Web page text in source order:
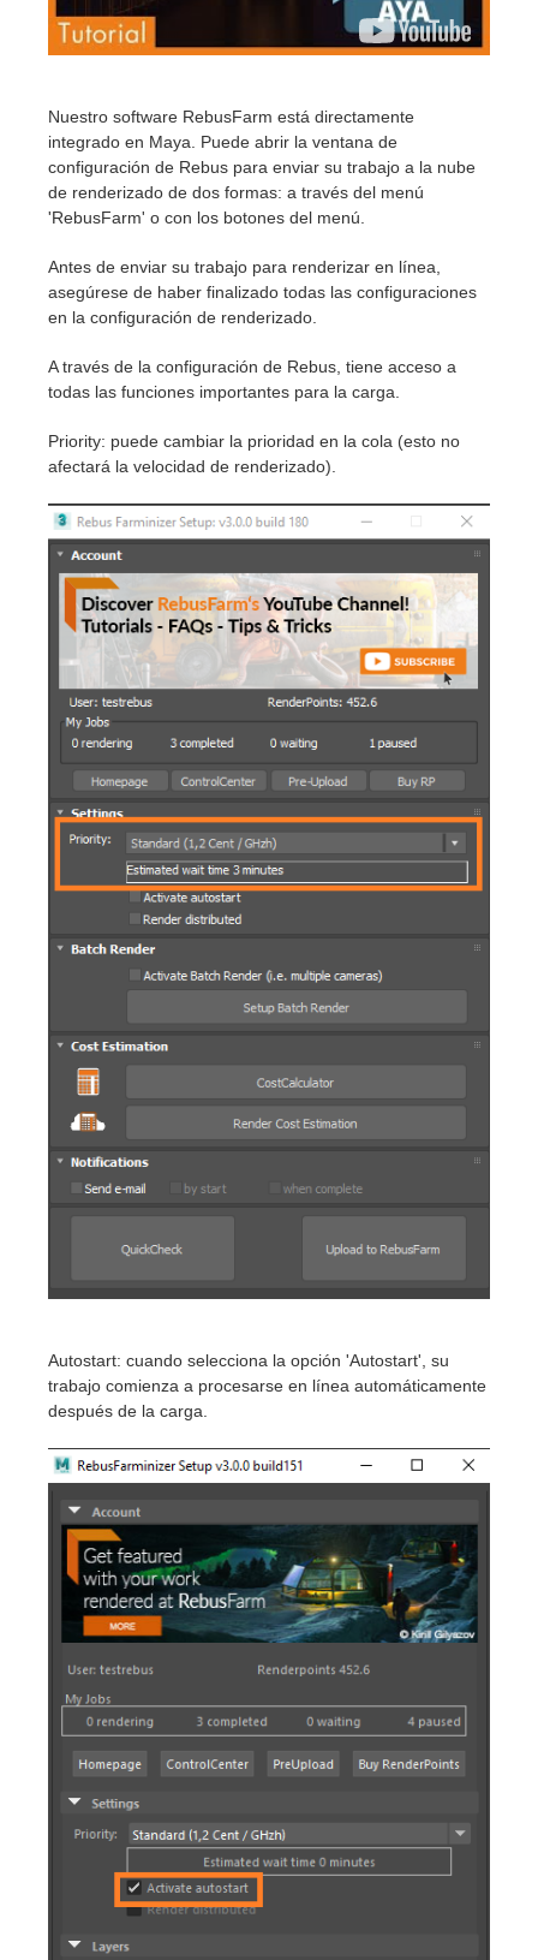
Historial de pagos
Editar perfil
TeamManager
2017
2016
Envío de trabajo de SketchUp
Envío de trabajo de Rhino
Redshift
Arnold
Octane
Maxwell
Modo
SketchUp
Nuestro software RebusFarm está directamente
integrado en Maya. Puede abrir la ventana de
configuración de Rebus para enviar su trabajo a la nube
de renderizado de dos formas: a través del menú
'RebusFarm' o con los botones del menú.
Antes de enviar su trabajo para renderizar en línea,
asegúrese de haber finalizado todas las configuraciones
en la configuración de renderizado.
A través de la configuración de Rebus, tiene acceso a
todas las funciones importantes para la carga.
Priority: puede cambiar la prioridad en la cola (esto no
afectará la velocidad de renderizado).
Autostart: cuando selecciona la opción 'Autostart', su
trabajo comienza a procesarse en línea automáticamente
después de la carga.